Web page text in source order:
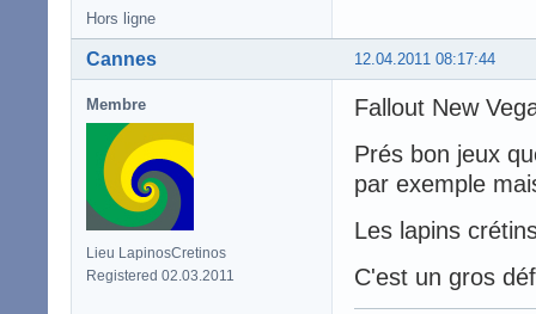
Hors ligne
12.04.2011 08:17:44
Cannes
Membre
Lieu LapinosCretinos
Registered 02.03.2011
Fallout New
Prés bon jeux
par exemple
Les lapins
C'est un gros